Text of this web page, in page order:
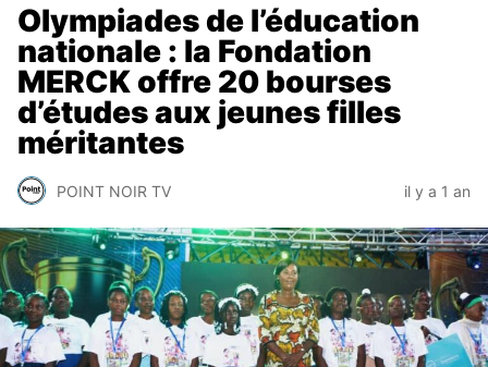
Olympiades de l’éducation
nationale : la Fondation
MERCK offre 20 bourses
d’études aux jeunes filles
méritantes
POINT NOIR TV il y a 1 an